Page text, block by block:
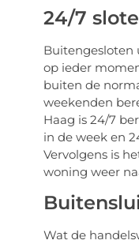
24/7
Buitengesloten
op ieder
buiten de
weekenden
Haag is 24/7
in de week en
Vervolgens is
woning weer
Wat de